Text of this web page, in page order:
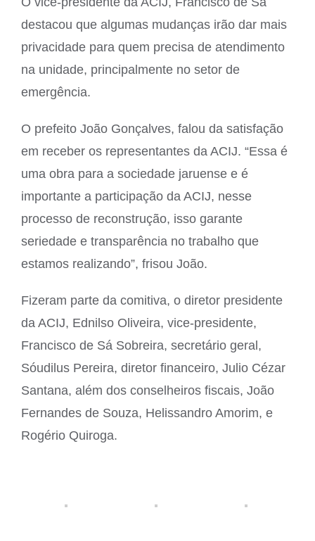
destacou que algumas mudanças irão dar mais
privacidade para quem precisa de atendimento
na unidade, principalmente no setor de
emergência.
O prefeito João Gonçalves, falou da satisfação
em receber os representantes da ACIJ. “Essa é
uma obra para a sociedade jaruense e é
importante a participação da ACIJ, nesse
processo de reconstrução, isso garante
seriedade e transparência no trabalho que
estamos realizando”, frisou João.
Fizeram parte da comitiva, o diretor presidente
da ACIJ, Ednilso Oliveira, vice-presidente,
Francisco de Sá Sobreira, secretário geral,
Sóudilus Pereira, diretor financeiro, Julio Cézar
Santana, além dos conselheiros fiscais, João
Fernandes de Souza, Helissandro Amorim, e
Rogério Quiroga.